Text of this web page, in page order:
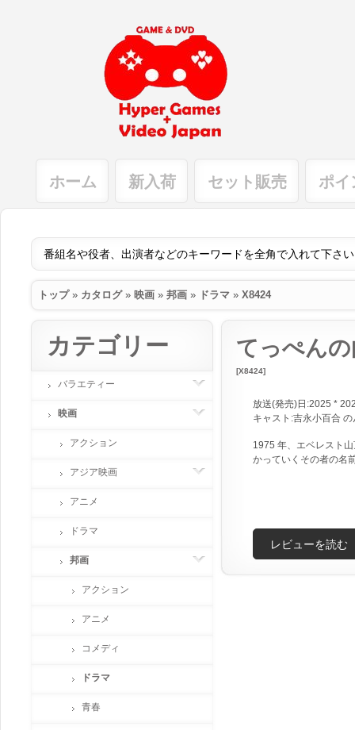
ホーム 新入荷 セット販売 ポイ
トップ» カタログ» 映画 » 邦画 » ドラマ » X8424
てっぺん
[X8424]
放送(発売)日:2025 *
キャスト:吉永小百合
1975 年、エベレスト
かっていくその者の名
レビューを読む
カテゴリー
バラエティー
映画
アクション
アジア映画
アニメ
ドラマ
邦画
アクション
アニメ
コメディ
ドラマ
青春